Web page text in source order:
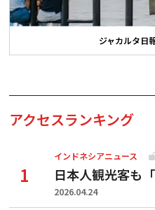
ジャカルタ日
アクセスランキング
インドネシアニュース
日本人観光客も
2026.04.24